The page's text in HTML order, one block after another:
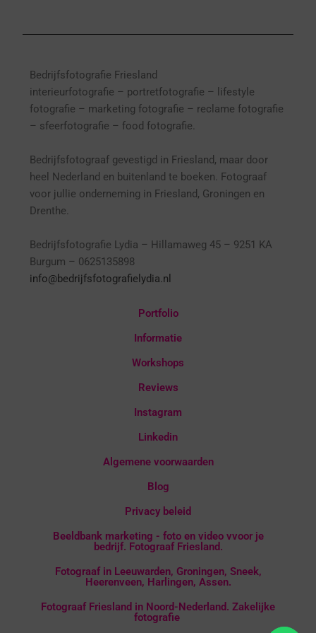
Bedrijfsfotografie Friesland
interieurfotografie – portretfotografie – l ifestyle
fotografie – marketing fotografie – reclame fotografie
– sfeerfotografie – food fotografie.
Bedrijfsfotograaf gevestigd in Friesland, maar door
heel Nederland en buitenland te boeken. Fotograaf
voor jullie onderneming in Friesland, Groningen en
Drenthe.
Bedrijfsfotografie Lydia – Hillamaweg 45 – 9251 KA
Burgum – 0625135898
info@bedrijfsfotografielydia.nl
Portfolio
Informatie
Workshops
Reviews
Instagram
Linkedin
Algemene voorwaarden
Blog
Privacy beleid
Beeldbank marketing - foto en video vvoor je
bedrijf. Fotograaf Friesland.
Fotograaf in Leeuwarden, Groningen, Sneek,
Heerenveen, Harlingen, Assen.
Fotograaf Friesland in Noord-Nederland. Zakelijke
fotografie